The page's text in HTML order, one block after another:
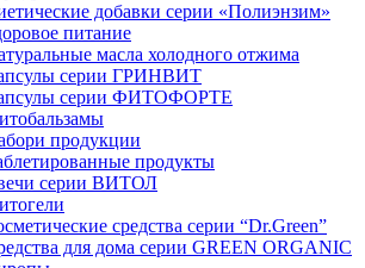
добавки серии «Полиэнзим»
питание
масла холодного отжима
серии ГРИНВИТ
серии ФИТОФОРТЕ
продукции
продукты
серии ВИТОЛ
средства серии “Dr.Green”
для дома серии GREEN ORGANIC